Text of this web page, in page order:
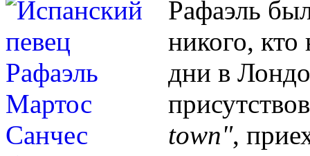
Рафаэль
никого, кто
дни в
town",